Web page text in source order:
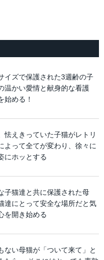
イズで保護された3週齢の子
温かい愛情と献身的な看護
始める！
怯えきっていた子猫がレトリ
よって全てが変わり、徐々に
にホッとする
子猫達と共に保護された母
達にとって安全な場所だと気
を開き始める
ない母猫が「ついて来て」と